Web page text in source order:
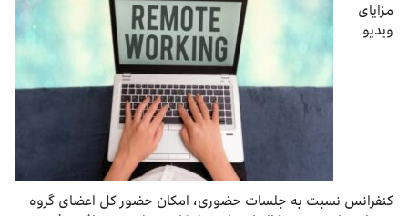
مزایای
ویدیو
کنفرانس نسبت به جلسات حضوری، امکان حضور کل اعضای گروه